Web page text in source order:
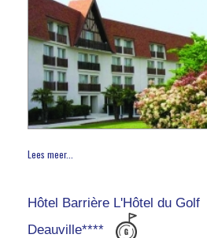
Lees meer...
Hôtel Barrière L'Hôtel du Golf
Deauville****